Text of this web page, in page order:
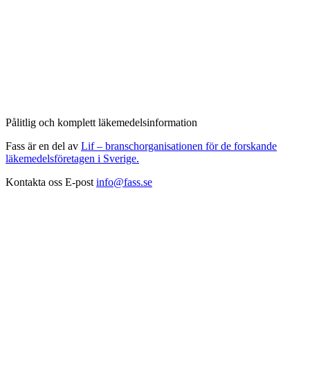
Pålitlig och komplett läkemedelsinformation
Fass är en del av Lif – branschorganisationen för de forskande
läkemedelsföretagen i Sverige.
Kontakta oss E-post info@fass.se